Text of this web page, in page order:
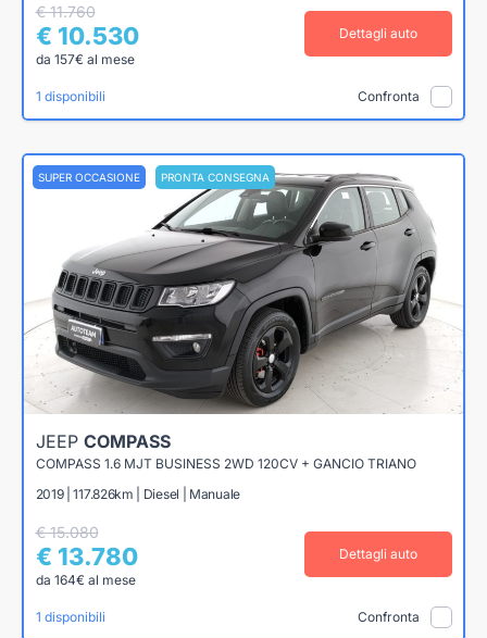
€ 11.760
€ 10.530
da 157€ al mese
Dettagli auto
1 disponibili Confronta
SUPER OCCASIONE PRONTA CONSEGNA
JEEP COMPASS
COMPASS 1.6 MJT BUSINESS 2WD 120CV + GANCIO TRIANO
2019 | 117.826km | Diesel | Manuale
€ 15.080
€ 13.780
da 164€ al mese
Dettagli auto
1 disponibili Confronta